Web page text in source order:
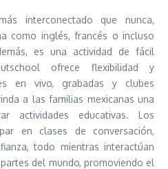
interconectado que nunca,
como inglés, francés o incluso
es una actividad de fácil
ofrece flexibilidad y
en vivo, grabadas y clubes
a las familias mexicanas una
actividades educativas. Los
en clases de conversación,
todo mientras interactúan
del mundo, promoviendo el